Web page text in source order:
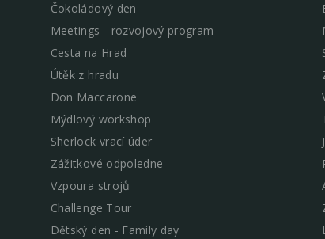
Čokoládový den
Meetings - rozvojový program
Cesta na Hrad
Útěk z hradu
Don Maccarone
Mýdlový workshop
Sherlock vrací úder
Zážitkové odpoledne
Vzpoura strojů
Challenge Tour
Dětský den - Family day